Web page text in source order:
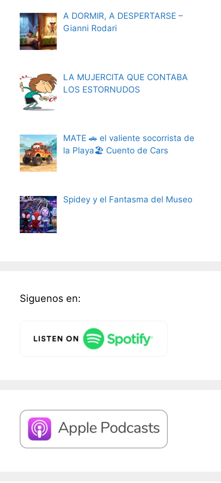
A DORMIR, A DESPERTARSE –
Gianni Rodari
LA MUJERCITA QUE CONTABA
LOS ESTORNUDOS
MATE 🚗 el valiente socorrista de
la Playa🏖️ Cuento de Cars
Spidey y el Fantasma del Museo
Siguenos en: